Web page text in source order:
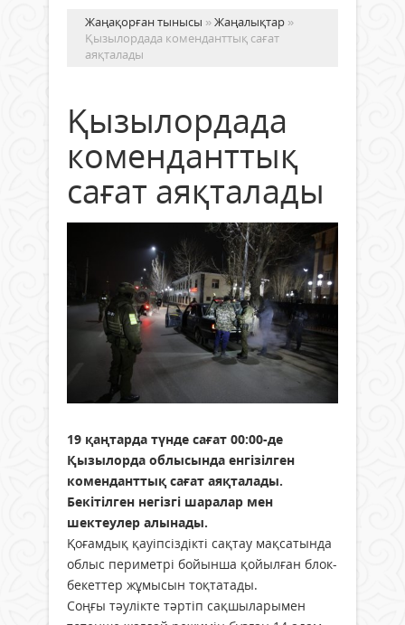
Жаңақорған тынысы »Жаңалықтар »
Қызылордада коменданттық сағат
аяқталады
Қызылордада
коменданттық
сағат аяқталады
19 қаңтарда түнде сағат 00:00-де
Қызылорда облысында енгізілген
коменданттық сағат аяқталады.
Бекітілген негізгі шаралар мен
шектеулер алынады.
Қоғамдық қауіпсіздікті сақтау мақсатында
облыс периметрі бойынша қойылған блок-
бекеттер жұмысын тоқтатады.
Соңғы тәулікте тәртіп сақшыларымен